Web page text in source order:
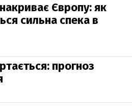
Європу: як
сильна спека в
прогноз